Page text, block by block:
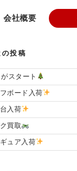
会社概要
の投稿
スタート
ボード入荷
入荷
買取
ュア入荷